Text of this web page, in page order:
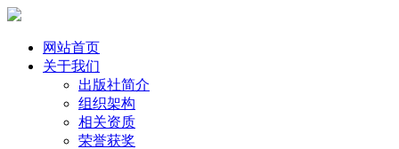
网站首页
关于我们
出版社简介
组织架构
相关资质
荣誉获奖